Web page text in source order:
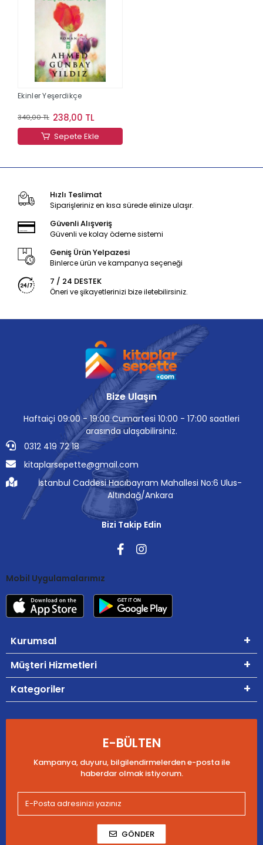
Ekinler Yeşerdikçe
340,00 TL 238,00 TL
Sepete Ekle
Hızlı Teslimat
Siparişleriniz en kısa sürede elinize ulaşır.
Güvenli Alışveriş
Güvenli ve kolay ödeme sistemi
Geniş Ürün Yelpazesi
Binlerce ürün ve kampanya seçeneği
7 / 24 DESTEK
Öneri ve şikayetlerinizi bize iletebilirsiniz.
Bize Ulaşın
Haftaiçi 09:00 - 19:00 Cumartesi 10:00 - 17:00 saatleri
arasında ulaşabilirsiniz.
0312 419 72 18
kitaplarsepette@gmail.com
İstanbul Caddesi Hacıbayram Mahallesi No:6 Ulus-
Altındağ/Ankara
Bizi Takip Edin
Mobil Uygulamalarımız
Kurumsal
Müşteri Hizmetleri
Kategoriler
E-BÜLTEN
Kampanya, duyuru, bilgilendirmelerden e-posta ile
haberdar olmak istiyorum.
GÖNDER